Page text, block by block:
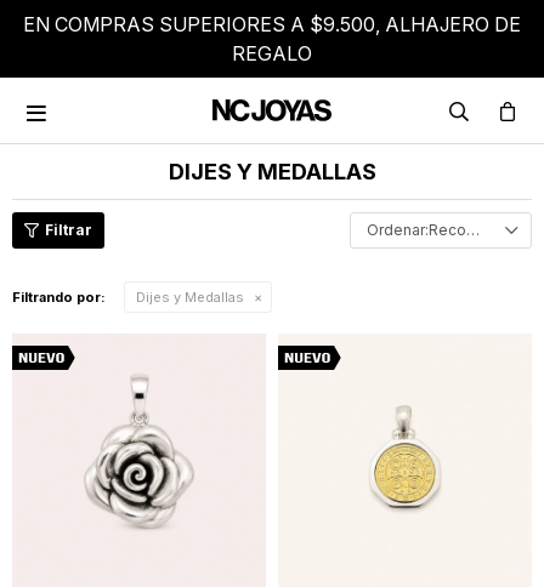
EN COMPRAS SUPERIORES A $9.500, ALHAJERO DE
REGALO

DIJES Y MEDALLAS
Recomendados
Filtrando por: Dijes y Medallas